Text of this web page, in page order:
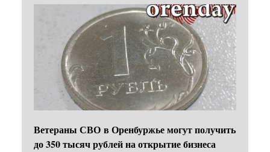
Ветераны СВО в Оренбуржье могут получить
до 350 тысяч рублей на открытие бизнеса